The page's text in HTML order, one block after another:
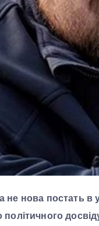
нова постать в